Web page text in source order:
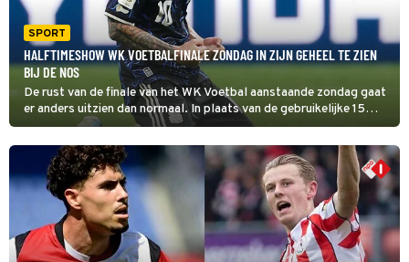
SPORT
HALFTIMESHOW WK VOETBALFINALE ZONDAG IN ZIJN GEHEEL TE ZIEN
BIJ DE NOS
De rust van de finale van het WK Voetbal aanstaande zondag gaat
er anders uitzien dan normaal. In plaats van de gebruikelijke 15
minuten rust, moeten we rekenen op zo'n 25 minuten. En dat heeft
alles te maken met de door de FIFA bedachte halftime show.